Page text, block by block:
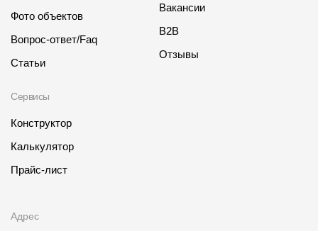
Фото объектов
Вопрос-ответ/Faq
Статьи
Сервисы
Конструктор
Калькулятор
Прайс-лист
Вакансии
B2B
Отзывы
Адрес